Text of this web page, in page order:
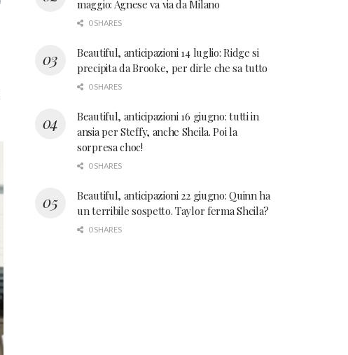
maggio: Agnese va via da Milano
0 SHARES
Beautiful, anticipazioni 14 luglio: Ridge si
precipita da Brooke, per dirle che sa tutto
0 SHARES
Beautiful, anticipazioni 16 giugno: tutti in
ansia per Steffy, anche Sheila. Poi la
sorpresa choc!
0 SHARES
Beautiful, anticipazioni 22 giugno: Quinn ha
un terribile sospetto. Taylor ferma Sheila?
0 SHARES